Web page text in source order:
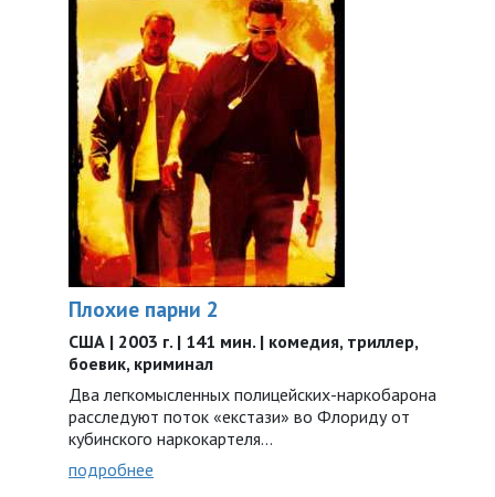
Плохие парни 2
США | 2003 г. | 141 мин. | комедия, триллер,
боевик, криминал
Два легкомысленных полицейских-наркобарона
расследуют поток «екстази» во Флориду от
кубинского наркокартеля…
подробнее